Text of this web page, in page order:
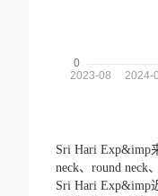
Sri Hari Exp&imp
neck、round neck
Sri Hari Exp&imp